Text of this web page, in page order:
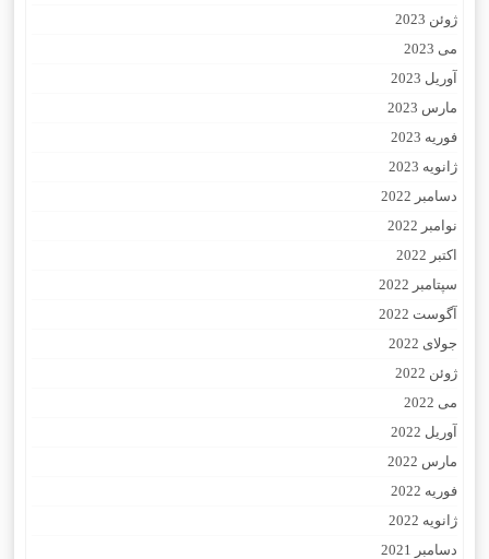
ژوئن 2023
می 2023
آوریل 2023
مارس 2023
فوریه 2023
ژانویه 2023
دسامبر 2022
نوامبر 2022
اکتبر 2022
سپتامبر 2022
آگوست 2022
جولای 2022
ژوئن 2022
می 2022
آوریل 2022
مارس 2022
فوریه 2022
ژانویه 2022
دسامبر 2021